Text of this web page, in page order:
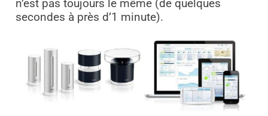
n’est pas toujours le même (de quelques
secondes à près d’1 minute).